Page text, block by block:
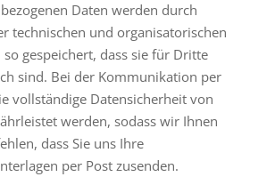
Daten werden durch
technischen und organisatorischen
gespeichert, dass sie für Dritte
sind. Bei der Kommunikation per
vollständige Datensicherheit von
werden, sodass wir Ihnen
dass Sie uns Ihre
per Post zusenden.